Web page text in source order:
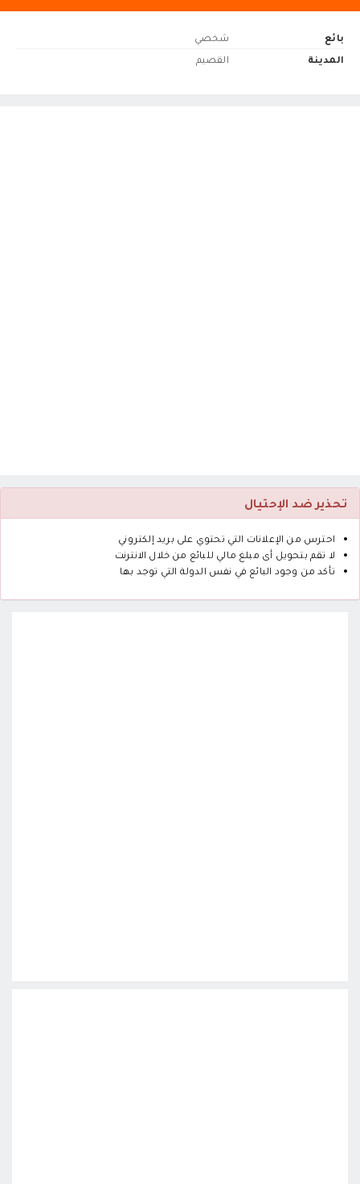
بائع
شخصي
المدينة
القصيم
تحذير ضد الإحتيال
احترس من الإعلانات التي تحتوي على بريد إلكتروني
لا تقم بتحويل أى مبلغ مالي للبائع من خلال الانترنت
تأكد من وجود البائع في نفس الدولة التي توجد بها